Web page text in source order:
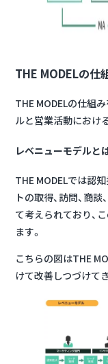
THE MODELの仕
THE MODELの仕組
ルと営業活動におけ
レベニューモデルと
THE MODELでは認
トの取得、訪問、商
て考えられており、
ます。
こちらの図はTHE
けて改善しつづけて